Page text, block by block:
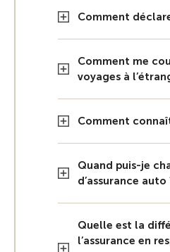
Comment
Comment me
voyages à
Comment
Quand puis-je
d’assurance auto
Quelle est la
l’assurance en